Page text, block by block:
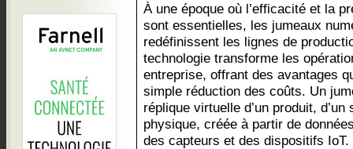
À une époque où l’efficacité et la
sont essentielles, les jumeaux
redéfinissent les lignes de
technologie transforme les
entreprise, offrant des avantages
simple réduction des coûts. Un
réplique virtuelle d’un produit,
physique, créée à partir de
des capteurs et des dispositifs